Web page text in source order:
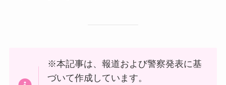
※本記事は、報道および警察発表に基
づいて作成しています。